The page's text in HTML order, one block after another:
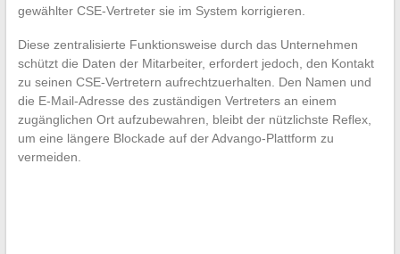
gewählter CSE-Vertreter sie im System korrigieren.
Diese zentralisierte Funktionsweise durch das Unternehmen
schützt die Daten der Mitarbeiter, erfordert jedoch, den Kontakt
zu seinen CSE-Vertretern aufrechtzuerhalten. Den Namen und
die E-Mail-Adresse des zuständigen Vertreters an einem
zugänglichen Ort aufzubewahren, bleibt der nützlichste Reflex,
um eine längere Blockade auf der Advango-Plattform zu
vermeiden.